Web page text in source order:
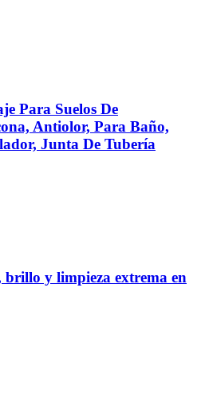
Para Suelos De
Antiolor, Para Baño,
Junta De Tubería
brillo y limpieza extrema en